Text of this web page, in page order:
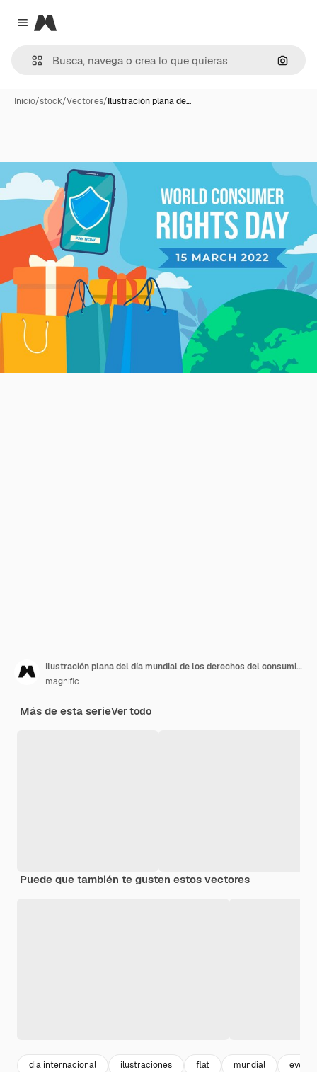
Close menu
Magnific
Inicio/stock/Vectores/Ilustración plana de…
Ilustración plana del día mundial de los derechos del consumidor
magnific
Más de esta serieVer todo
Puede que también te gusten estos vectores
dia internacional ilustraciones flat mundial evento